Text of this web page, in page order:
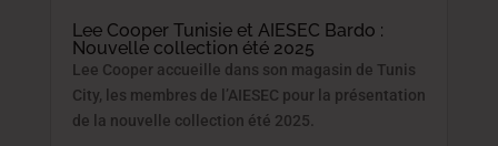
Lee Cooper Tunisie et AIESEC Bardo :
Nouvelle collection été 2025
Lee Cooper accueille dans son magasin de Tunis
City, les membres de l’AIESEC pour la présentation
de la nouvelle collection été 2025.